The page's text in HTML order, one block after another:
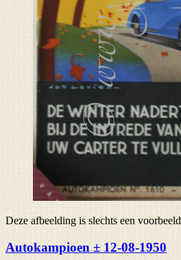
Deze afbeelding is slechts een voorbeeld
Autokampioen ± 12-08-1950